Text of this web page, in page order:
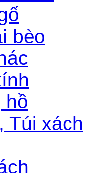
bèo
hồ
Túi xách